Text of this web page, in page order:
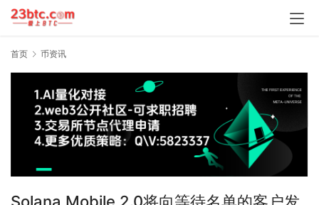
首页 币资讯
Solana Mobile 2.0将向等待名单的客户发